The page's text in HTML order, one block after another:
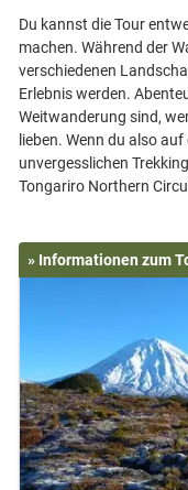
Du kannst die Tour
machen. Während der
verschiedenen
Erlebnis werden.
Weitwanderung sind,
lieben. Wenn du also
unvergesslichen
» Informationen zum